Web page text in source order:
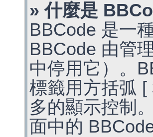
» 什麼是
BBCode 是一
BBCode 由管
中停用它）。
標籤用方括弧
多的顯示控制
面中的